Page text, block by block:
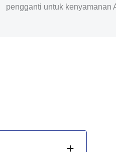
pengganti untuk kenyamanan